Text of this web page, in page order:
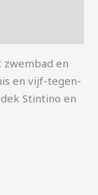
zwembad en
en vijf-tegen-
Stintino en